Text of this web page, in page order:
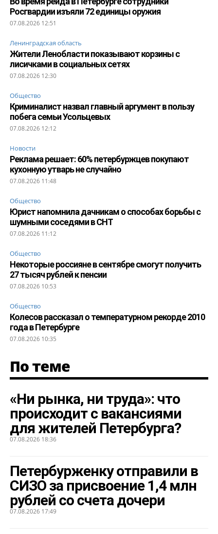
Росгвардии изъяли 72 единицы оружия
07.08.2026 12:51
Ленинградская область
Жители Ленобласти показывают корзины с
лисичками в социальных сетях
07.08.2026 12:30
Общество
Криминалист назвал главный аргумент в пользу
побега семьи Усольцевых
07.08.2026 12:12
Новости
Реклама решает: 60% петербуржцев покупают
кухонную утварь не случайно
07.08.2026 11:48
Общество
Юрист напомнила дачникам о способах борьбы с
шумными соседями в СНТ
07.08.2026 11:12
Общество
Некоторые россияне в сентябре смогут получить
27 тысяч рублей к пенсии
07.08.2026 10:53
Общество
Колесов рассказал о температурном рекорде 2010
года в Петербурге
07.08.2026 10:35
По теме
«Ни рынка, ни труда»: что
происходит с вакансиями
для жителей Петербурга?
07.08.2026 18:36
Петербурженку отправили в
СИЗО за присвоение 1,4 млн
рублей со счета дочери
07.08.2026 17:49